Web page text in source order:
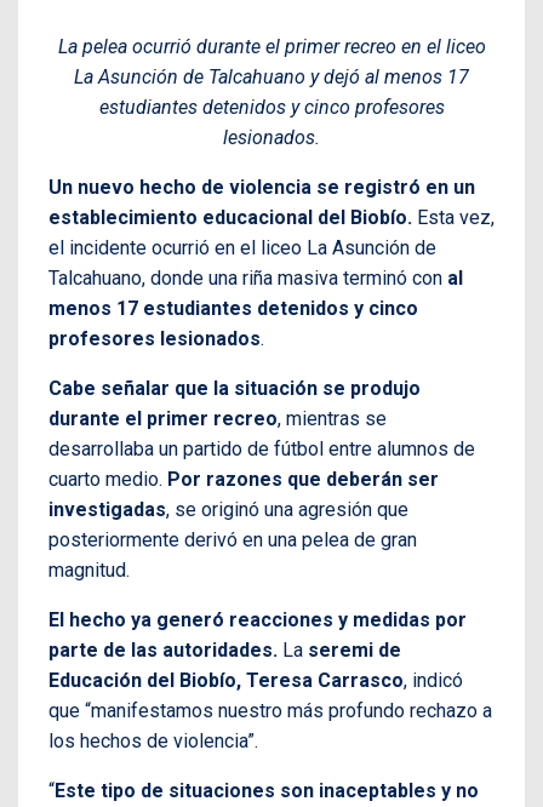
La pelea ocurrió durante el primer recreo en el liceo
La Asunción de Talcahuano y dejó al menos 17
estudiantes detenidos y cinco profesores
lesionados.
Un nuevo hecho de violencia se registró en un
establecimiento educacional del Biobío. Esta vez,
el incidente ocurrió en el liceo La Asunción de
Talcahuano, donde una riña masiva terminó con al
menos 17 estudiantes detenidos y cinco
profesores lesionados.
Cabe señalar que la situación se produjo
durante el primer recreo, mientras se
desarrollaba un partido de fútbol entre alumnos de
cuarto medio. Por razones que deberán ser
investigadas, se originó una agresión que
posteriormente derivó en una pelea de gran
magnitud.
El hecho ya generó reacciones y medidas por
parte de las autoridades. La seremi de
Educación del Biobío, Teresa Carrasco, indicó
que “manifestamos nuestro más profundo rechazo a
los hechos de violencia”.
“Este tipo de situaciones son inaceptables y no